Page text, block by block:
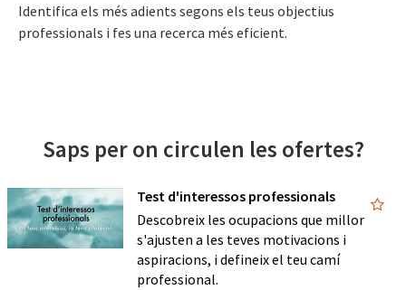
Identifica els més adients segons els teus objectius
professionals i fes una recerca més eficient.
Saps per on circulen les ofertes?
Test d'interessos professionals
Descobreix les ocupacions que millor
s'ajusten a les teves motivacions i
aspiracions, i defineix el teu camí
professional.